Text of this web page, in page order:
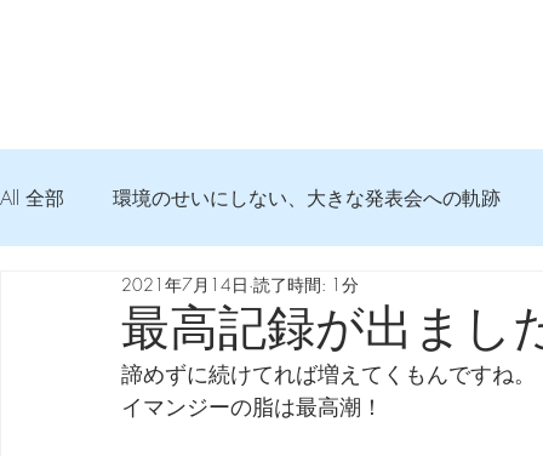
All 全部 環境のせいにしない、大きな発表会への軌跡
弦交換の記録 DTM 始める 知っておきたいコト
Imanjy Studio 使われているモノ 食べんじーの美味
最高記録が出まし
2021年7月14日 読了時間: 1分
諦めずに続けてれば増えてくもんですね。
イマンジーの脂は最高潮！